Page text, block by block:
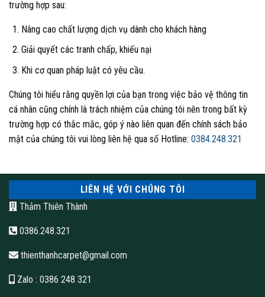
trường hợp sau:
Nâng cao chất lượng dịch vụ dành cho khách hàng
Giải quyết các tranh chấp, khiếu nại
Khi cơ quan pháp luật có yêu cầu.
Chúng tôi hiểu rằng quyền lợi của bạn trong việc bảo vệ thông tin
cá nhân cũng chính là trách nhiệm của chúng tôi nên trong bất kỳ
trường hợp có thắc mắc, góp ý nào liên quan đến chính sách bảo
mật của chúng tôi vui lòng liên hệ qua số Hotline: 0384.248.321
LIÊN HỆ VỚI CHÚNG TÔI
Thảm Thiên Thành
0386.248.321
thienthanhcarpet@gmail.com
Zalo : 0386 248 321